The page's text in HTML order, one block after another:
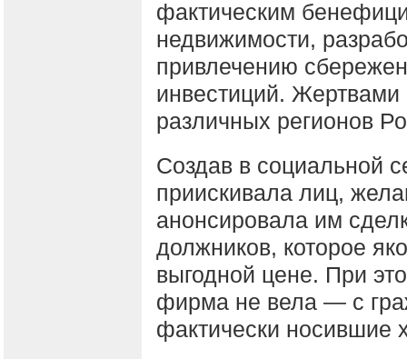
фактическим
недвижимости,
привлечению
инвестиций.
различных регионов
Создав в социальной
приискивала лиц,
анонсировала им
должников, которое
выгодной цене. При
фирма не вела — с
фактически носившие